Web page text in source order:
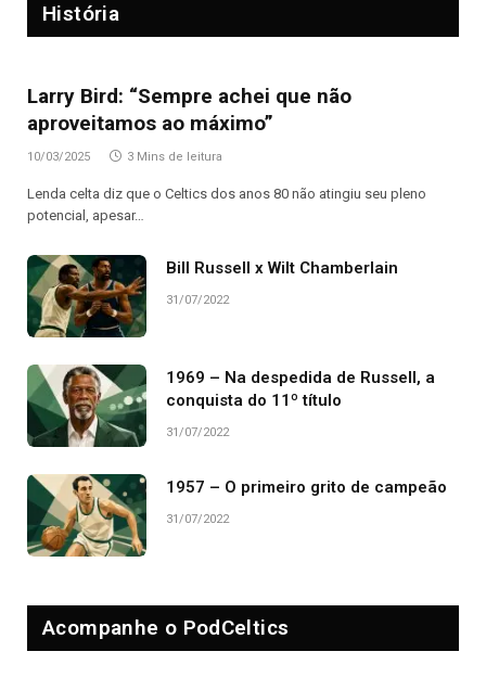
História
Larry Bird: “Sempre achei que não
aproveitamos ao máximo”
10/03/2025 3 Mins de leitura
Lenda celta diz que o Celtics dos anos 80 não atingiu seu pleno
potencial, apesar…
Bill Russell x Wilt Chamberlain
31/07/2022
1969 – Na despedida de Russell, a
conquista do 11º título
31/07/2022
1957 – O primeiro grito de campeão
31/07/2022
Acompanhe o PodCeltics